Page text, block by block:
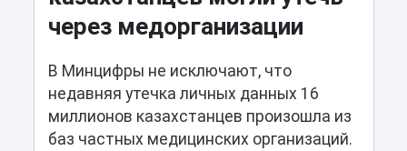
через медорганизации
В Минцифры не исключают, что
недавняя утечка личных данных 16
миллионов казахстанцев произошла из
баз частных медицинских организаций.